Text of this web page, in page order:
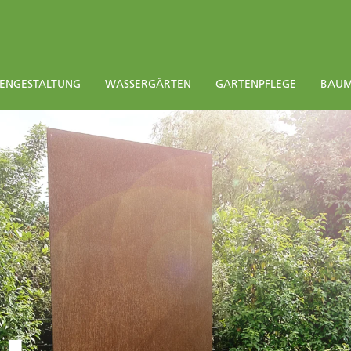
WASSERGÄRTEN GARTENPFLEGE